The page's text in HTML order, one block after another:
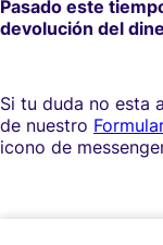
Pasado este
devolución del
Si tu duda no esta
de nuestro F
icono de